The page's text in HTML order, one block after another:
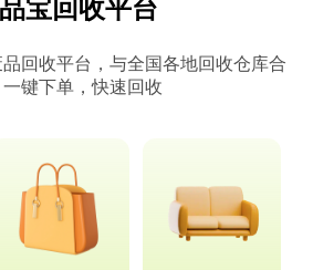
宝回收平台
回收平台，与全国各地回收仓库合
键下单，快速回收